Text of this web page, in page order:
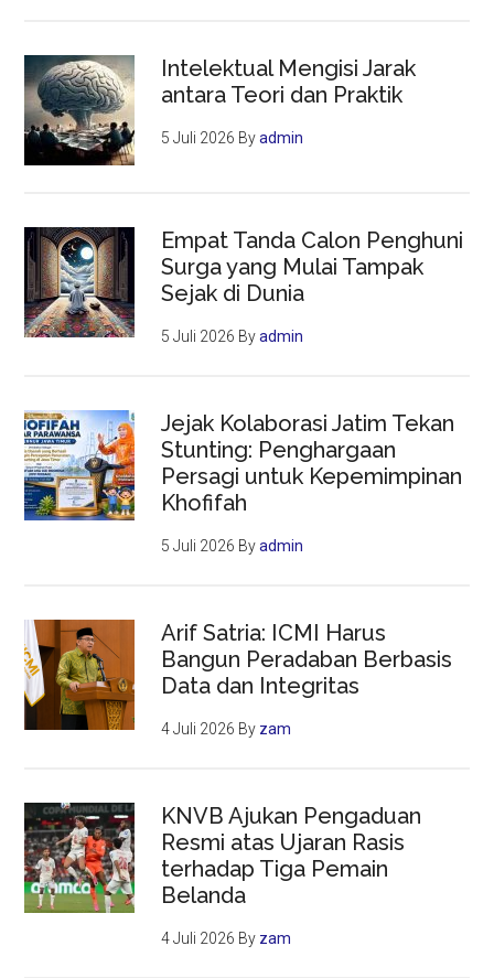
Intelektual Mengisi Jarak
antara Teori dan Praktik
5 Juli 2026 Byadmin
Empat Tanda Calon Penghuni
Surga yang Mulai Tampak
Sejak di Dunia
5 Juli 2026 Byadmin
Jejak Kolaborasi Jatim Tekan
Stunting: Penghargaan
Persagi untuk Kepemimpinan
Khofifah
5 Juli 2026 Byadmin
Arif Satria: ICMI Harus
Bangun Peradaban Berbasis
Data dan Integritas
4 Juli 2026 By zam
KNVB Ajukan Pengaduan
Resmi atas Ujaran Rasis
terhadap Tiga Pemain
Belanda
4 Juli 2026 By zam